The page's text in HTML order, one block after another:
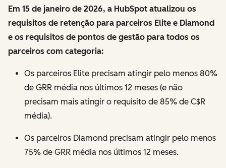
Em 15 de janeiro de 2026, a HubSpot atualizou os
requisitos de retenção para parceiros Elite e Diamond
e os requisitos de pontos de gestão para todos os
parceiros com categoria:
Os parceiros Elite precisam atingir pelo menos 80%
de GRR média nos últimos 12 meses (e não
precisam mais atingir o requisito de 85% de C$R
média).
Os parceiros Diamond precisam atingir pelo menos
75% de GRR média nos últimos 12 meses.